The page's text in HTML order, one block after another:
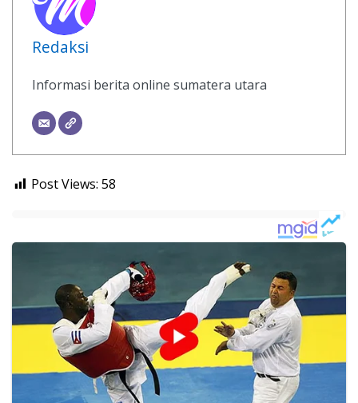
Redaksi
Informasi berita online sumatera utara
Post Views: 58